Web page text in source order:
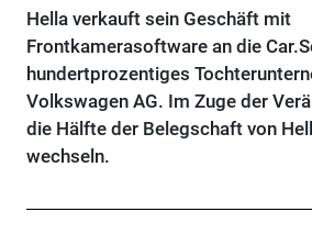
Hella verkauft sein Geschäft mit
Frontkamerasoftware an die
hundertprozentiges
Volkswagen AG. Im Zuge der
die Hälfte der Belegschaft von
wechseln.